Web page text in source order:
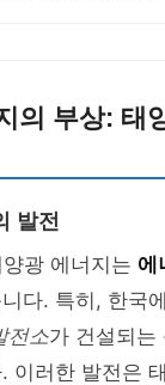
의 부상: 태
발전
광 에너지는 에
다. 특히, 한국
전소가 건설되는
이러한 발전은